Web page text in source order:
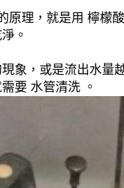
理，就是用 檸
。
象，或是流出水
要 水管清洗 。